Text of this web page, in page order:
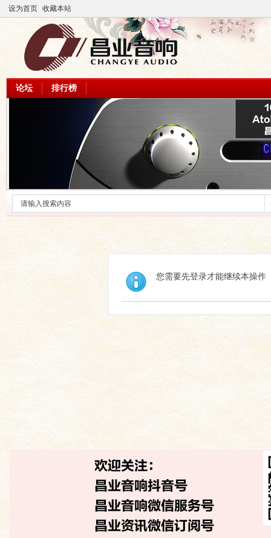
设为首页 收藏本站
论坛 排行榜
您需要先登录才能继续本操作